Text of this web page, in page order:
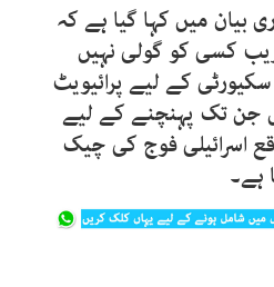
میں کہا گیا ہے کہ
کسی کو گولی نہیں
کے لیے پرائیویٹ
جن تک پہنچنے کے لیے
اسرائیلی فوج کی چیک
ہے۔